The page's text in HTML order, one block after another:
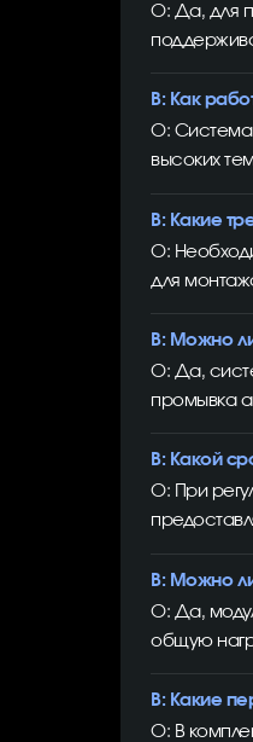
О: Да, для
В: Как
О: Система
высоких
В: Какие
О:
для
В: Можно
О: Да,
промывка
В: Какой
О: При
В: Можно
О: Да,
общую
В: Какие
О: В